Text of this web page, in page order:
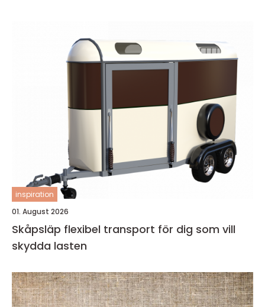
inspiration
01. August 2026
Skåpsläp flexibel transport för dig som vill
skydda lasten